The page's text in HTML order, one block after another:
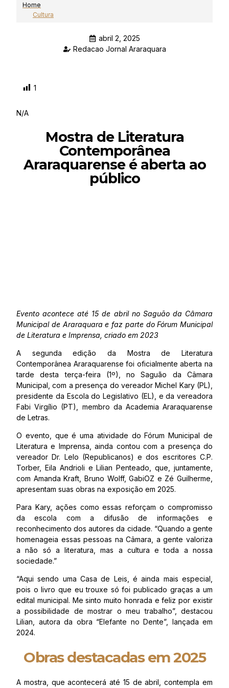
Home
Cultura
abril 2, 2025
Redacao Jornal Araraquara
1
N/A
Mostra de Literatura
Contemporânea
Araraquarense é aberta ao
público
Evento acontece até 15 de abril no Saguão da Câmara
Municipal de Araraquara e faz parte do Fórum Municipal
de Literatura e Imprensa, criado em 2023
A segunda edição da Mostra de Literatura
Contemporânea Araraquarense foi oficialmente aberta na
tarde desta terça-feira (1º), no Saguão da Câmara
Municipal, com a presença do vereador Michel Kary (PL),
presidente da Escola do Legislativo (EL), e da vereadora
Fabi Virgílio (PT), membro da Academia Araraquarense
de Letras.
O evento, que é uma atividade do Fórum Municipal de
Literatura e Imprensa, ainda contou com a presença do
vereador Dr. Lelo (Republicanos) e dos escritores C.P.
Torber, Eila Andrioli e Lilian Penteado, que, juntamente,
com Amanda Kraft, Bruno Wolff, GabiOZ e Zé Guilherme,
apresentam suas obras na exposição em 2025.
Para Kary, ações como essas reforçam o compromisso
da escola com a difusão de informações e
reconhecimento dos autores da cidade. “Quando a gente
homenageia essas pessoas na Câmara, a gente valoriza
a não só a literatura, mas a cultura e toda a nossa
sociedade.”
“Aqui sendo uma Casa de Leis, é ainda mais especial,
pois o livro que eu trouxe só foi publicado graças a um
edital municipal. Me sinto muito honrada e feliz por existir
a possibilidade de mostrar o meu trabalho”, destacou
Lilian, autora da obra “Elefante no Dente”, lançada em
2024.
Obras destacadas em 2025
A mostra, que acontecerá até 15 de abril, contempla em